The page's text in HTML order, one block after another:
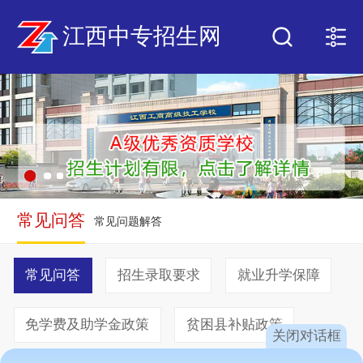
江西中专招生网
常见问答 常见问题解答
常见问答 招生录取要求 就业升学保障
免学费及助学金政策 贫困县补贴政策
关闭对话框